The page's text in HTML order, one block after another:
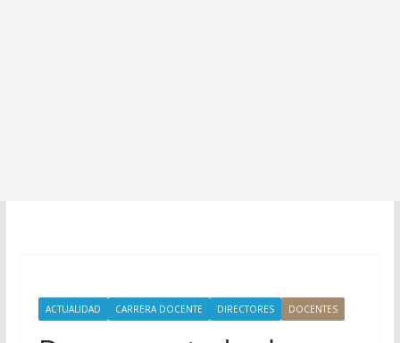
ACTUALIDAD CARRERA DOCENTE DIRECTORES DOCENTES